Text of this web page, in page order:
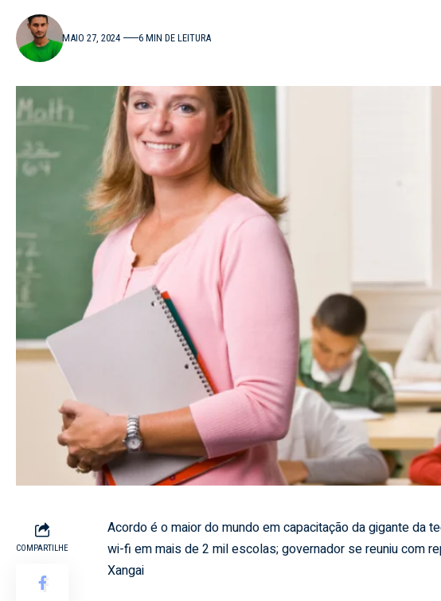
MAIO 27, 2024 6 MIN DE LEITURA
COMPARTILHE
Acordo é o maior do mundo em capacitação da gigante da
wi-fi em mais de 2 mil escolas; governador se reuniu com
Xangai